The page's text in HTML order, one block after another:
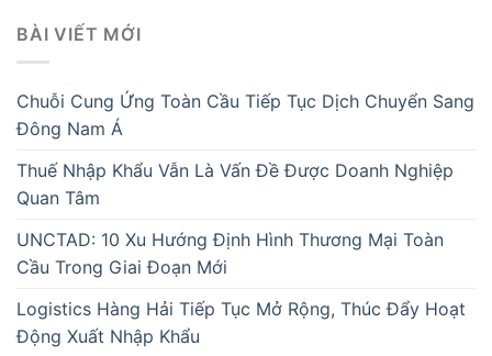
BÀI VIẾT MỚI
Chuỗi Cung Ứng Toàn Cầu Tiếp Tục Dịch Chuyển Sang
Đông Nam Á
Thuế Nhập Khẩu Vẫn Là Vấn Đề Được Doanh Nghiệp
Quan Tâm
UNCTAD: 10 Xu Hướng Định Hình Thương Mại Toàn
Cầu Trong Giai Đoạn Mới
Logistics Hàng Hải Tiếp Tục Mở Rộng, Thúc Đẩy Hoạt
Động Xuất Nhập Khẩu